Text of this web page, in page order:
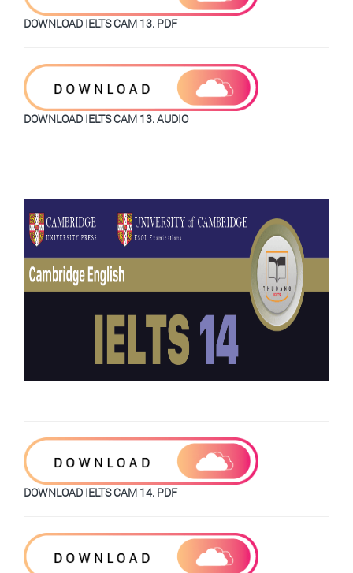
DOWNLOAD IELTS CAM 13. PDF
DOWNLOAD IELTS CAM 13. AUDIO
DOWNLOAD IELTS CAM 14. PDF